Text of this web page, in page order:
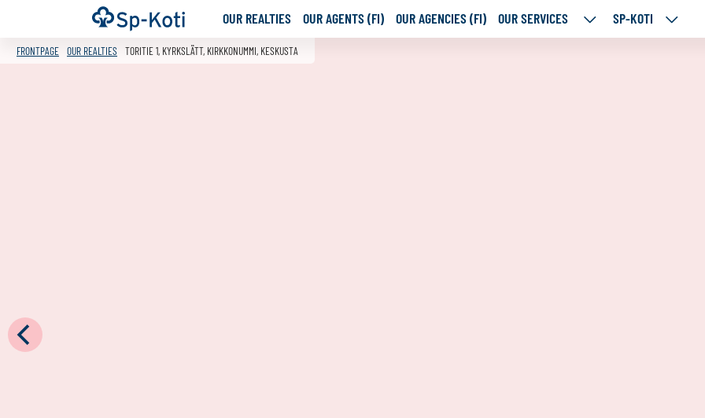
Go
to
content
Frontpage OUR REALTIES OUR AGENTS (FI) OUR AGENCIES (FI) OUR SERVICES
OUR
SP-KOTI
SP-
FRONTPAGE OUR REALTIES TORITIE 1, KYRKSLÄTT, KIRKKONUMMI, KESKUSTA